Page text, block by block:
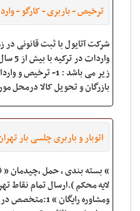
ترخیص - باربری - کارگو -
شرکت آتایول با ثبت قانونی
زیر می باشد : 1-
بازرگان و تحویل کالا درمحل
اتوبار و باربری چلسی بار تهران(۶۶۶۴۴۰۳۰) اسباب
ومشاوره رایگان